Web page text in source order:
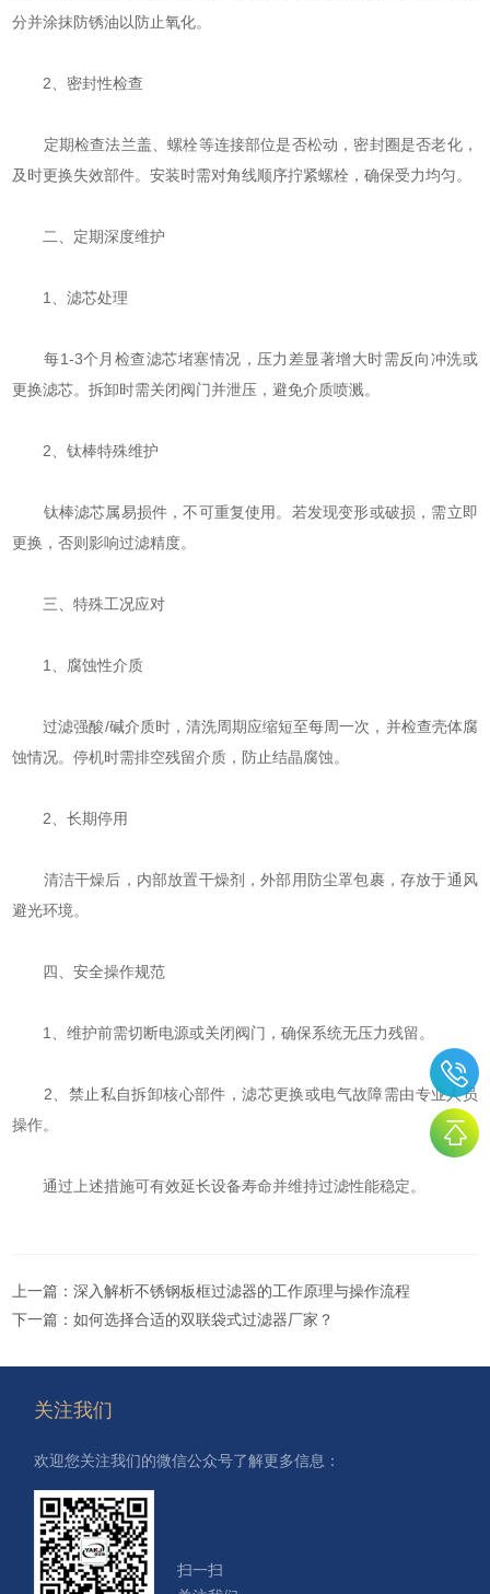
分并涂抹防锈油以防止氧化‌。
‌2、密封性检查‌
定期检查法兰盖、螺栓等连接部位是否松动，密封圈是否老化，
及时更换失效部件。安装时需对角线顺序拧紧螺栓，确保受力均匀‌。
二、定期深度维护
‌1、滤芯处理‌
每1-3个月检查滤芯堵塞情况，压力差显著增大时需反向冲洗或
更换滤芯。拆卸时需关闭阀门并泄压，避免介质喷溅‌。
‌2、钛棒特殊维护‌
钛棒滤芯属易损件，不可重复使用。若发现变形或破损，需立即
更换，否则影响过滤精度‌。
三、特殊工况应对
‌1、腐蚀性介质‌
过滤强酸/碱介质时，清洗周期应缩短至每周一次，并检查壳体腐
蚀情况。停机时需排空残留介质，防止结晶腐蚀‌。
‌2、长期停用‌
清洁干燥后，内部放置干燥剂，外部用防尘罩包裹，存放于通风
避光环境‌。
四、安全操作规范
1、维护前需切断电源或关闭阀门，确保系统无压力残留。
2、禁止私自拆卸核心部件，滤芯更换或电气故障需由专业人员
操作‌。
通过上述措施可有效延长设备寿命并维持过滤性能稳定‌。
上一篇：深入解析不锈钢板框过滤器的工作原理与操作流程
下一篇：如何选择合适的双联袋式过滤器厂家？
关注我们
欢迎您关注我们的微信公众号了解更多信息：
扫一扫